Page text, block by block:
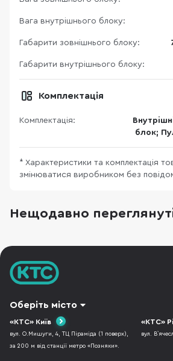
Вага внутрішнього блоку:
Габарити зовнішнього блоку:
Габарити внутрішнього блоку:
Комплектація
Комплектація:
блок;
* Характеристики та комплектація
змінюватися виробником без
Нещодавно
Оберіть місто
«КТС» Київ
вул. О.Мишуги, 4, ТЦ Піраміда (1 поверх),
за 200 м від станції метро «Позняки».
«КТС»
вул.